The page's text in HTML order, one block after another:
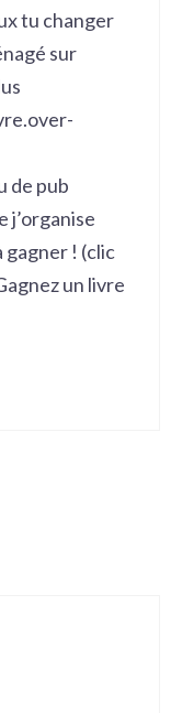
tu changer
sur
de pub
j’organise
gagner ! (clic
un livre